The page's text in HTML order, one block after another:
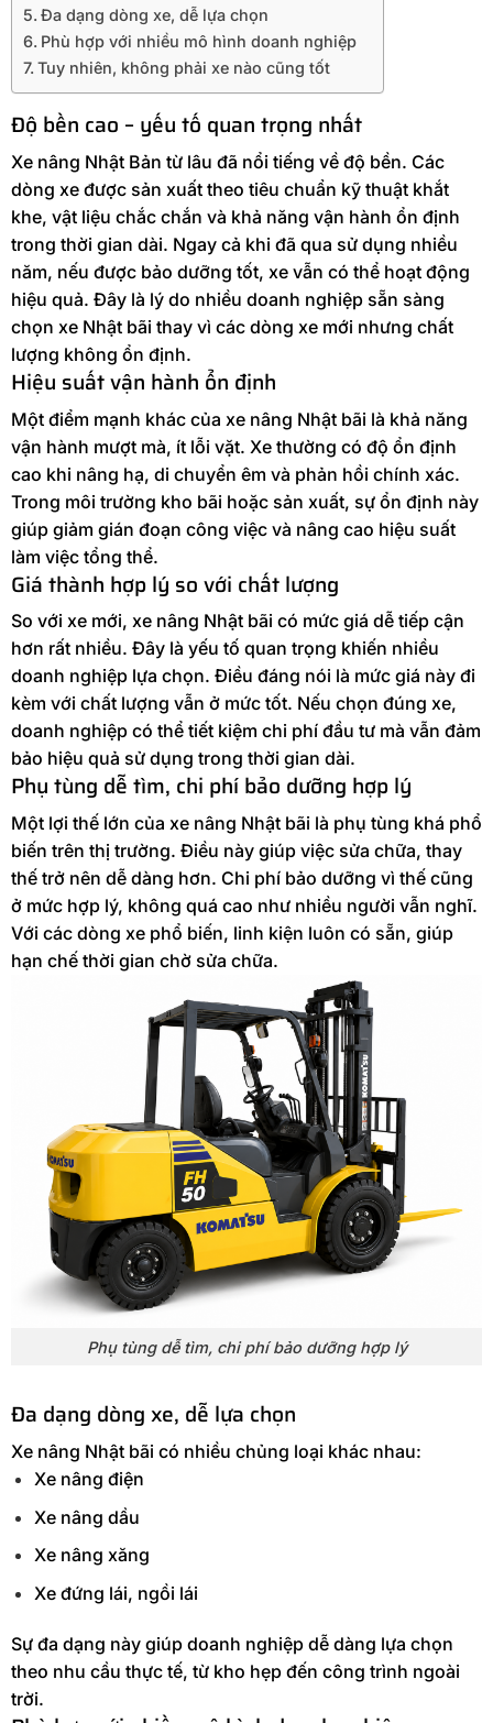
Đa dạng dòng xe, dễ lựa chọn
Phù hợp với nhiều mô hình doanh nghiệp
Tuy nhiên, không phải xe nào cũng tốt
Độ bền cao – yếu tố quan trọng nhất
Xe nâng Nhật Bản từ lâu đã nổi tiếng về độ bền. Các
dòng xe được sản xuất theo tiêu chuẩn kỹ thuật khắt
khe, vật liệu chắc chắn và khả năng vận hành ổn định
trong thời gian dài. Ngay cả khi đã qua sử dụng nhiều
năm, nếu được bảo dưỡng tốt, xe vẫn có thể hoạt động
hiệu quả. Đây là lý do nhiều doanh nghiệp sẵn sàng
chọn xe Nhật bãi thay vì các dòng xe mới nhưng chất
lượng không ổn định.
Hiệu suất vận hành ổn định
Một điểm mạnh khác của xe nâng Nhật bãi là khả năng
vận hành mượt mà, ít lỗi vặt. Xe thường có độ ổn định
cao khi nâng hạ, di chuyển êm và phản hồi chính xác.
Trong môi trường kho bãi hoặc sản xuất, sự ổn định này
giúp giảm gián đoạn công việc và nâng cao hiệu suất
làm việc tổng thể.
Giá thành hợp lý so với chất lượng
So với xe mới, xe nâng Nhật bãi có mức giá dễ tiếp cận
hơn rất nhiều. Đây là yếu tố quan trọng khiến nhiều
doanh nghiệp lựa chọn. Điều đáng nói là mức giá này đi
kèm với chất lượng vẫn ở mức tốt. Nếu chọn đúng xe,
doanh nghiệp có thể tiết kiệm chi phí đầu tư mà vẫn đảm
bảo hiệu quả sử dụng trong thời gian dài.
Phụ tùng dễ tìm, chi phí bảo dưỡng hợp lý
Một lợi thế lớn của xe nâng Nhật bãi là phụ tùng khá phổ
biến trên thị trường. Điều này giúp việc sửa chữa, thay
thế trở nên dễ dàng hơn. Chi phí bảo dưỡng vì thế cũng
ở mức hợp lý, không quá cao như nhiều người vẫn nghĩ.
Với các dòng xe phổ biến, linh kiện luôn có sẵn, giúp
hạn chế thời gian chờ sửa chữa.
Phụ tùng dễ tìm, chi phí bảo dưỡng hợp lý
Đa dạng dòng xe, dễ lựa chọn
Xe nâng Nhật bãi có nhiều chủng loại khác nhau:
Xe nâng điện
Xe nâng dầu
Xe nâng xăng
Xe đứng lái, ngồi lái
Sự đa dạng này giúp doanh nghiệp dễ dàng lựa chọn
theo nhu cầu thực tế, từ kho hẹp đến công trình ngoài
trời.